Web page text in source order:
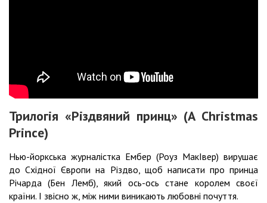
Трилогія «Різдвяний принц» (A Christmas
Prince)
Нью-йоркська журналістка Ембер (Роуз МакІвер) вирушає
до Східної Європи на Різдво, щоб написати про принца
Річарда (Бен Лемб), який ось-ось стане королем своєї
країни. І звісно ж, між ними виникають любовні почуття.